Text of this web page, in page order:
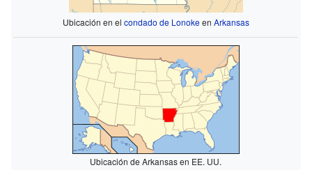
Ubicación en el condado de Lonokeen Arkansas
Ubicación de Arkansas en EE. UU.